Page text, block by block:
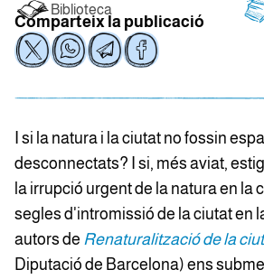
Biblioteca
Comparteix la publicació
I si la natura i la ciutat no fossin
desconnectats? I si, més aviat,
la irrupció urgent de la natura en la
segles d'intromissió de la ciutat en
autors de Renaturalització de la
Diputació de Barcelona) ens